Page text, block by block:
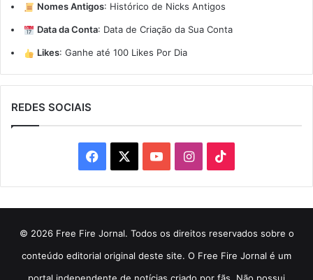
Nomes Antigos: Histórico de Nicks Antigos
Data da Conta: Data de Criação da Sua Conta
Likes: Ganhe até 100 Likes Por Dia
REDES SOCIAIS
Facebook YouTubeInstagram
© 2026 Free Fire Jornal. Todos os direitos reservados sobre o
conteúdo editorial original deste site. O Free Fire Jornal é um